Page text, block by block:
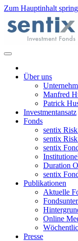
Zum Hauptinhalt
Über uns
Manfred
Patrick
Investmentansatz
Fonds
sentix
sentix
sentix
Duration
sentix
Publikationen
Aktuelle
Online
Presse